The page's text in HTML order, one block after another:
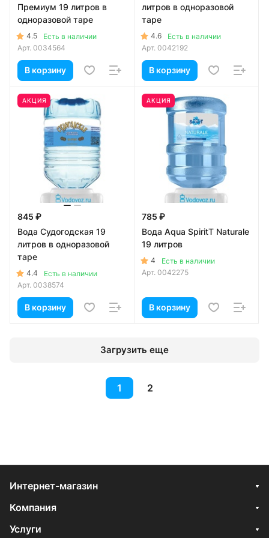
Премиум 19 литров в
одноразовой таре
4.5
Есть в наличии
Арт. 0034564
В корзину
литров в одноразовой
таре
4.6
Есть в наличии
Арт. 0042192
В корзину
АКЦИЯ
845 ₽
Вода Судогодская 19
литров в одноразовой
таре
4.4
Есть в наличии
Арт. 0038574
В корзину
АКЦИЯ
785 ₽
Вода Aqua SpiritT Naturale
19 литров
4
Есть в наличии
Арт. 0042275
В корзину
Загрузить еще
1 2
Интернет-магазин
Компания
Услуги